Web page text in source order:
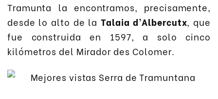
Tramunta la encontramos, precisamente,
desde lo alto de laTalaia d’Albercutx, que
fue construida en 1597, a solo cinco
kilómetros del Mirador des Colomer.